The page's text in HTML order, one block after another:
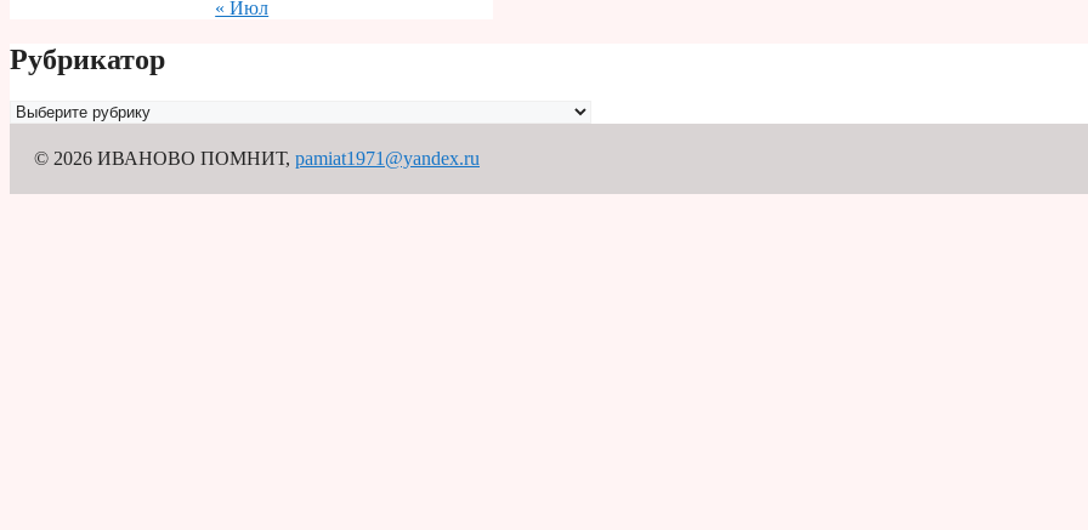
« Июл
Рубрикатор
Рубрикатор
© 2026 ИВАНОВО ПОМНИТ, pamiat1971@yandex.ru